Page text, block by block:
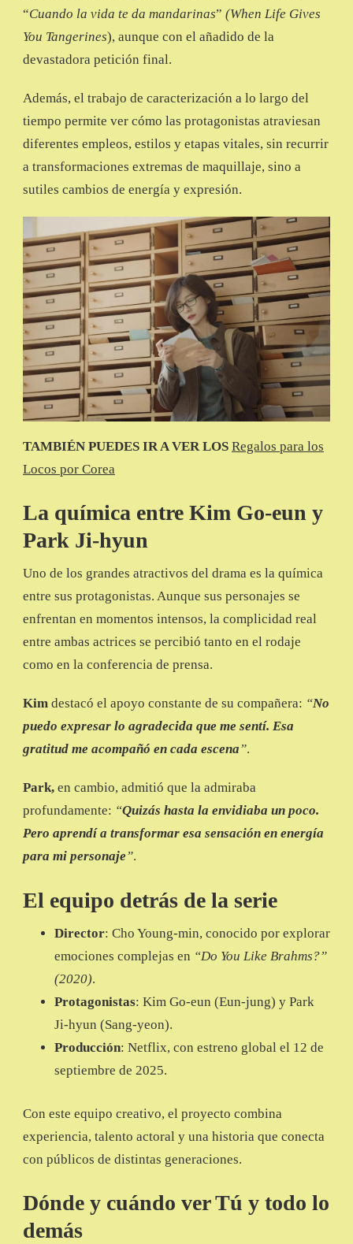
“Cuando la vida te da mandarinas” (When Life Gives
You Tangerines), aunque con el añadido de la
devastadora petición final.
Además, el trabajo de caracterización a lo largo del
tiempo permite ver cómo las protagonistas atraviesan
diferentes empleos, estilos y etapas vitales, sin recurrir
a transformaciones extremas de maquillaje, sino a
sutiles cambios de energía y expresión.
TAMBIÉN PUEDES IR A VER LOS Regalos para los
Locos por Corea
La química entre Kim Go-eun y
Park Ji-hyun
Uno de los grandes atractivos del drama es la química
entre sus protagonistas. Aunque sus personajes se
enfrentan en momentos intensos, la complicidad real
entre ambas actrices se percibió tanto en el rodaje
como en la conferencia de prensa.
Kim destacó el apoyo constante de su compañera: “No
puedo expresar lo agradecida que me sentí. Esa
gratitud me acompañó en cada escena”.
Park, en cambio, admitió que la admiraba
profundamente: “Quizás hasta la envidiaba un poco.
Pero aprendí a transformar esa sensación en energía
para mi personaje”.
El equipo detrás de la serie
Director: Cho Young-min, conocido por explorar
emociones complejas en “Do You Like Brahms?”
(2020).
Protagonistas: Kim Go-eun (Eun-jung) y Park
Ji-hyun (Sang-yeon).
Producción: Netflix, con estreno global el 12 de
septiembre de 2025.
Con este equipo creativo, el proyecto combina
experiencia, talento actoral y una historia que conecta
con públicos de distintas generaciones.
Dónde y cuándo ver Tú y todo lo
demás